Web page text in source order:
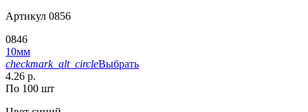
Артикул 0856
0846
10мм
checkmark_alt_circleВыбрать
4.26 р.
По 100 шт